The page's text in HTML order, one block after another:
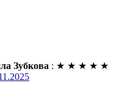
Зубкова : ★ ★ ★ ★ ★